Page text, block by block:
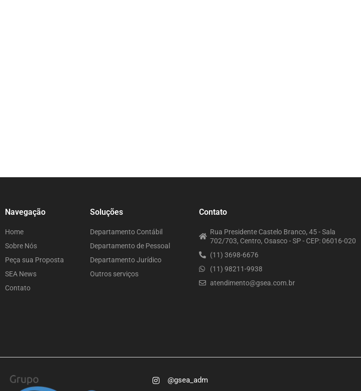
Navegação
Home
Sobre Nós
Peça sua Proposta
SEA News
Contato
Soluções
Departamento Contábil
Departamento de Pessoal
Departamento Jurídico
Outros serviços
Contato
Rua Presidente Castelo Branco, 45 - Sala
702/703, Centro, Osasco - SP - CEP: 06016-020
(11) 3698-6676
(11) 98211-9938
atendimento@gsea.com.br
@gsea_adm